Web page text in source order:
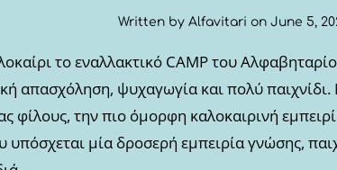
Written by Alfavitari on June 5,
το εναλλακτικό CAMP του
απασχόληση, ψυχαγωγία και πολύ
φίλους, την πιο όμορφη καλοκαιρινή
μία δροσερή εμπειρία γνώσης,